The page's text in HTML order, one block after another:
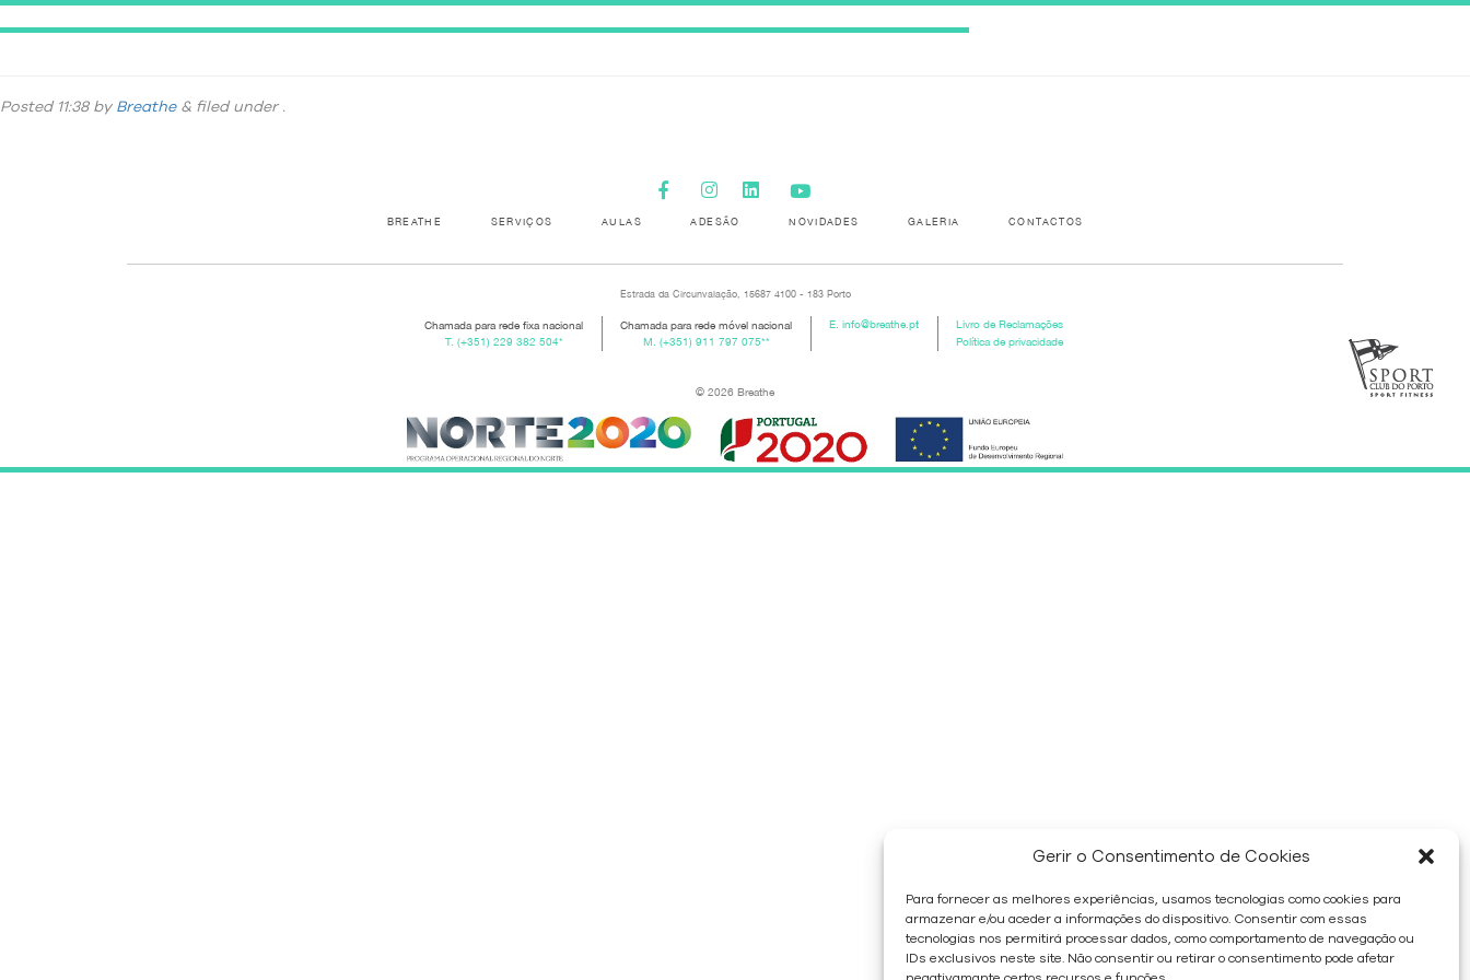
Gerir o Consentimento de Cookies
Para fornecer as melhores experiências, usamos tecnologias como cookies para
armazenar e/ou aceder a informações do dispositivo. Consentir com essas
tecnologias nos permitirá processar dados, como comportamento de navegação ou
IDs exclusivos neste site. Não consentir ou retirar o consentimento pode afetar
Posted 11:38by Breathe & filed under .
BREATHE SERVIÇOS AULAS ADESÃO NOVIDADES GALERIA CONTACTOS
Estrada da Circunvalação, 15687 4100 - 183 Porto
Chamada para rede fixa nacional
T. (+351) 229 382 504*
Chamada para rede móvel nacional
M. (+351) 911 797 075**
E.info@breathe.pt
Livro de Reclamações
Política de privacidade
© 2026 Breathe